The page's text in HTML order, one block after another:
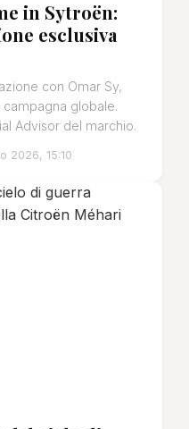
in Sytroën:
esclusiva
con Omar Sy,
globale.
Advisor del marchio.
2026, 15:10